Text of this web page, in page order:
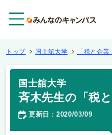
トップ 国士舘大学 「税と企
国士舘大学
斉木先生の「税
更新日 ： 2020/03/09